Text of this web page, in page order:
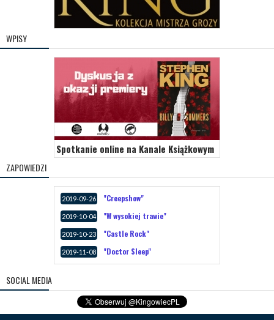
WPISY
Spotkanie online na Kanale Książkowym
ZAPOWIEDZI
2019-09-26 "Creepshow"
2019-10-04 "W wysokiej trawie"
2019-10-23 "Castle Rock"
2019-11-08 "Doctor Sleep"
SOCIAL MEDIA